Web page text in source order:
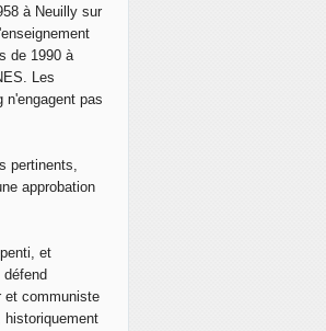
à Neuilly sur
de 1990 à
Les
n'engagent pas
pertinents,
approbation
et
et communiste
historiquement